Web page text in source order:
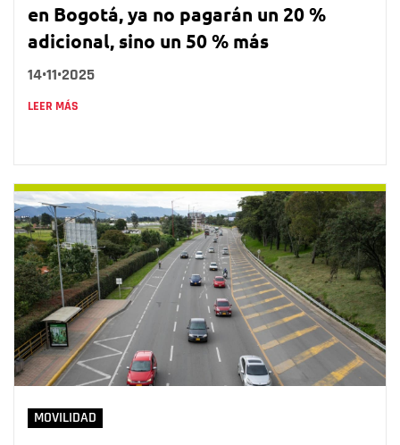
en Bogotá, ya no pagarán un 20 %
adicional, sino un 50 % más
14•11•2025
LEER MÁS
MOVILIDAD